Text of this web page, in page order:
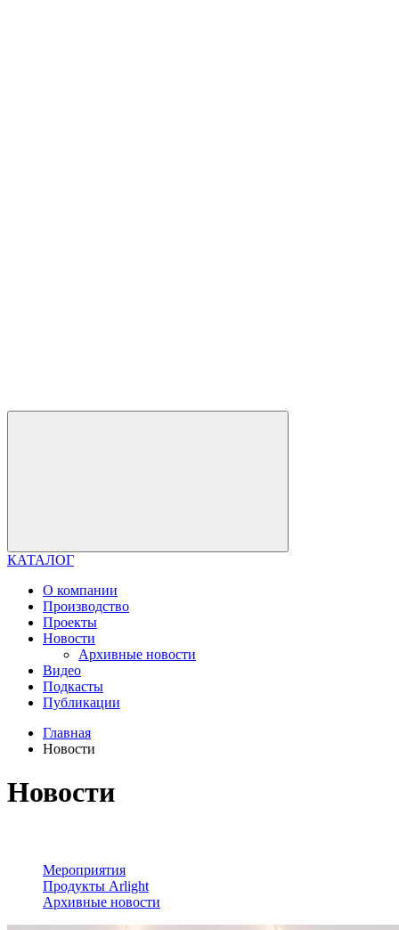
КАТАЛОГ
О компании
Производство
Проекты
Новости
Архивные новости
Видео
Подкасты
Публикации
Главная
Новости
Новости
Мероприятия
Продукты Arlight
Архивные новости